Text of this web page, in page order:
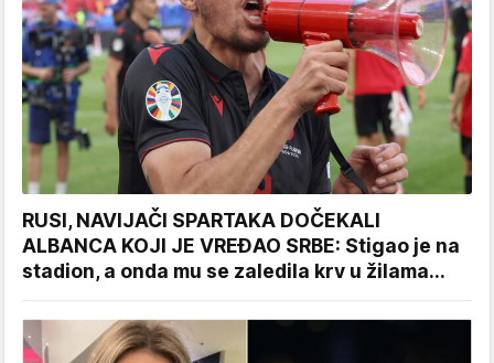
RUSI, NAVIJAČI SPARTAKA DOČEKALI
ALBANCA KOJI JE VREĐAO SRBE: Stigao je na
stadion, a onda mu se zaledila krv u žilama...